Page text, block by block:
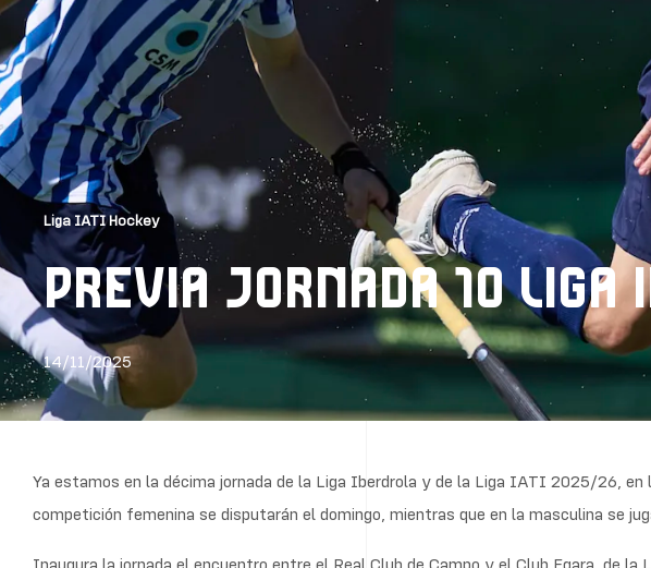
Liga IATI Hockey
PREVIA JORNADA 10 LIGA
14/11/2025
Ya estamos en la décima jornada de la Liga Iberdrola y de la Liga IATI 2025/26, en
competición femenina se disputarán el domingo, mientras que en la masculina se
Inaugura la jornada el encuentro entre el Real Club de Campo y el Club Egara, de